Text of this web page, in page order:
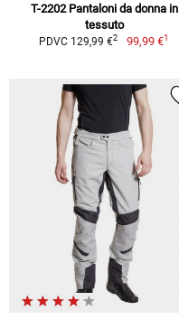
T-2202 Pantaloni da donna in
tessuto
PDVC 129,99 €2 99,99 €1